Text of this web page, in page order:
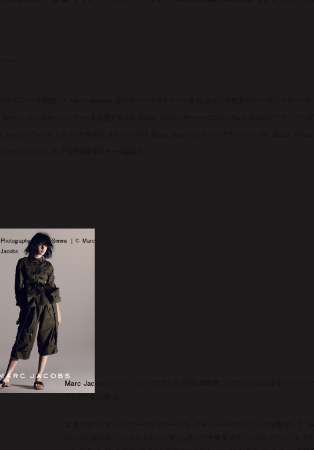
Photography: David Simms | © Marc
Jacobs
Marc Jacobs (マーク ジェイコブス) が、2015年春夏コレクションの広告キャンペーン
ジュアルを公開した。